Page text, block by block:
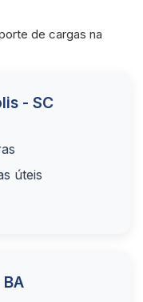
de cargas na
- SC
úteis